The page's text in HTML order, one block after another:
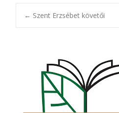
Post
navigation
← Szent Erzsébet követői